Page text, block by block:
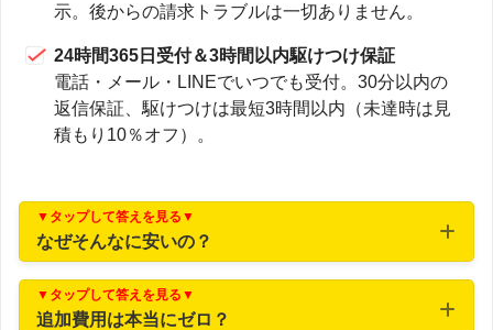
示。後からの請求トラブルは一切ありません。
24時間365日受付＆3時間以内駆けつけ保証
電話・メール・LINEでいつでも受付。30分以内の
返信保証、駆けつけは最短3時間以内（未達時は見
積もり10％オフ）。
▼タップして答えを見る▼
なぜそんなに安いの？
独自流通＋広告費1%未満
▼タップして答えを見る▼
追加費用は本当にゼロ？